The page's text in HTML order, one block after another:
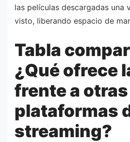
las películas descargadas una
visto, liberando espacio de
Tabla
¿Qué ofrece
frente a otras
plataformas
streaming?